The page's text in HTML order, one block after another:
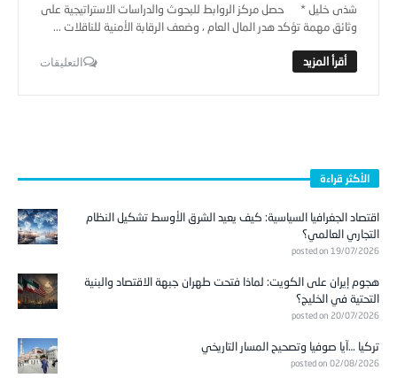
شذى خليل * حصل مركز الروابط للبحوث والدراسات الاستراتيجية على
وثائق مهمة تؤكد هدر المال العام ، وضعف الرقابة الأمنية للناقلات ...
التعليقات
الأكثر قراءة
اقتصاد الجغرافيا السياسية: كيف يعيد الشرق الأوسط تشكيل النظام
التجاري العالمي؟
posted on 19/07/2026
هجوم إيران على الكويت: لماذا فتحت طهران جبهة الاقتصاد والبنية
التحتية في الخليج؟
posted on 20/07/2026
تركيا …آيا صوفيا وتصحيح المسار التاريخي
posted on 02/08/2026